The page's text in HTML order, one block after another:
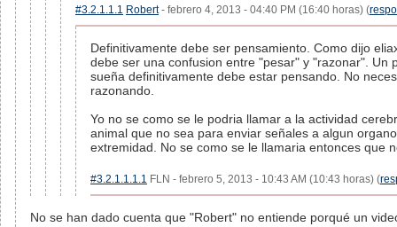
#3.2.1.1.1 Robert- febrero 4, 2013 - 04:40 PM (16:40 horas) (
Definitivamente debe ser pensamiento. Como dijo
debe ser una confusion entre "pesar" y "razonar". Un
sueña definitivamente debe estar pensando. No
razonando.
Yo no se como se le podria llamar a la actividad
animal que no sea para enviar señales a algun
extremidad. No se como se le llamaria entonces que
#3.2.1.1.1.1 FLN - febrero 5, 2013 - 10:43 AM (10:43 horas) (
No se han dado cuenta que "Robert" no entiende porqué un